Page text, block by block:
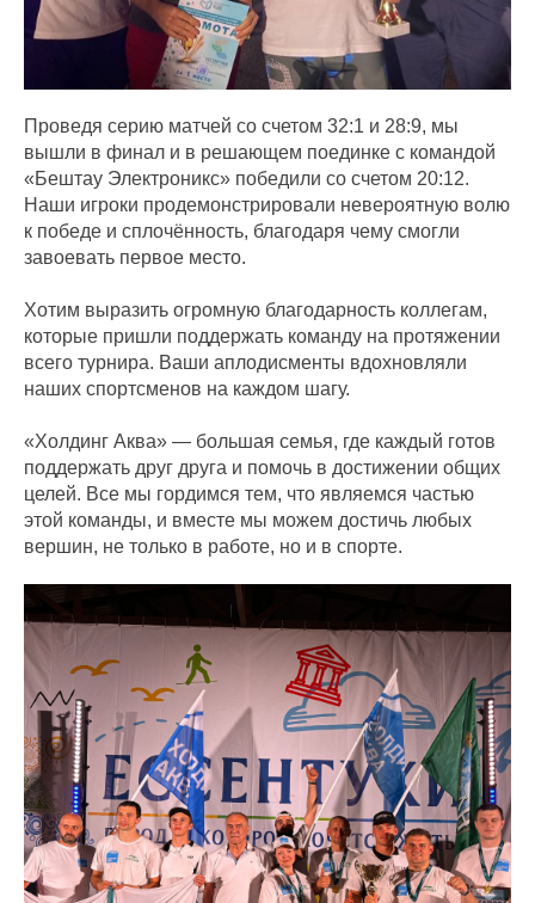
Проведя серию матчей со счетом 32:1 и 28:9, мы
вышли в финал и в решающем поединке с командой
«Бештау Электроникс» победили со счетом 20:12.
Наши игроки продемонстрировали невероятную волю
к победе и сплочённость, благодаря чему смогли
завоевать первое место.
Хотим выразить огромную благодарность коллегам,
которые пришли поддержать команду на протяжении
всего турнира. Ваши аплодисменты вдохновляли
наших спортсменов на каждом шагу.
«Холдинг Аква» — большая семья, где каждый готов
поддержать друг друга и помочь в достижении общих
целей. Все мы гордимся тем, что являемся частью
этой команды, и вместе мы можем достичь любых
вершин, не только в работе, но и в спорте.